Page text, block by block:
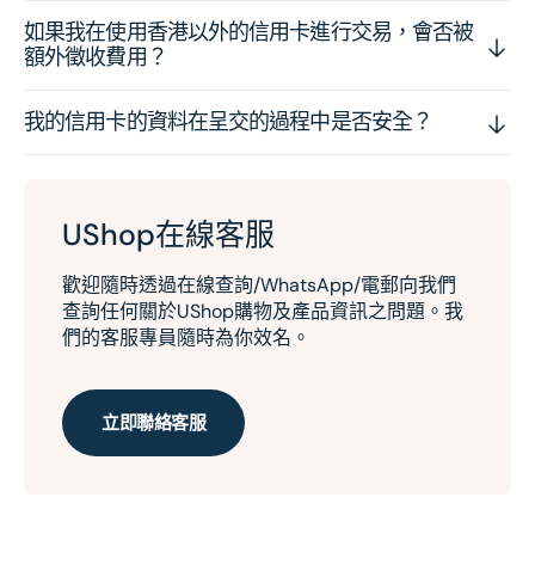
如果我在使用香港以外的信用卡進行交易，會否被
額外徵收費用？
我的信用卡的資料在呈交的過程中是否安全？
UShop在線客服
歡迎隨時透過在線查詢/WhatsApp/電郵向我們
查詢任何關於UShop購物及產品資訊之問題。我
們的客服專員隨時為你效名。
立即聯絡客服